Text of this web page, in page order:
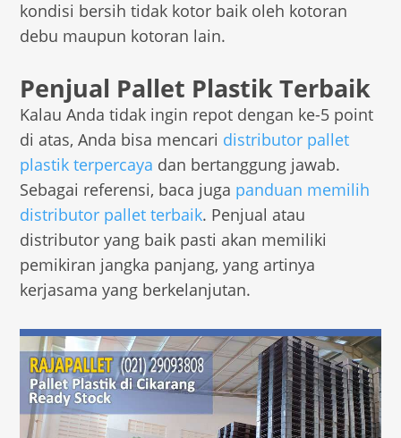
kondisi bersih tidak kotor baik oleh kotoran
debu maupun kotoran lain.
Penjual Pallet Plastik Terbaik
Kalau Anda tidak ingin repot dengan ke-5 point
di atas, Anda bisa mencari distributor pallet
plastik terpercaya dan bertanggung jawab.
Sebagai referensi, baca juga panduan memilih
distributor pallet terbaik. Penjual atau
distributor yang baik pasti akan memiliki
pemikiran jangka panjang, yang artinya
kerjasama yang berkelanjutan.